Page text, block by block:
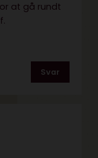
at gå rundt
Svar